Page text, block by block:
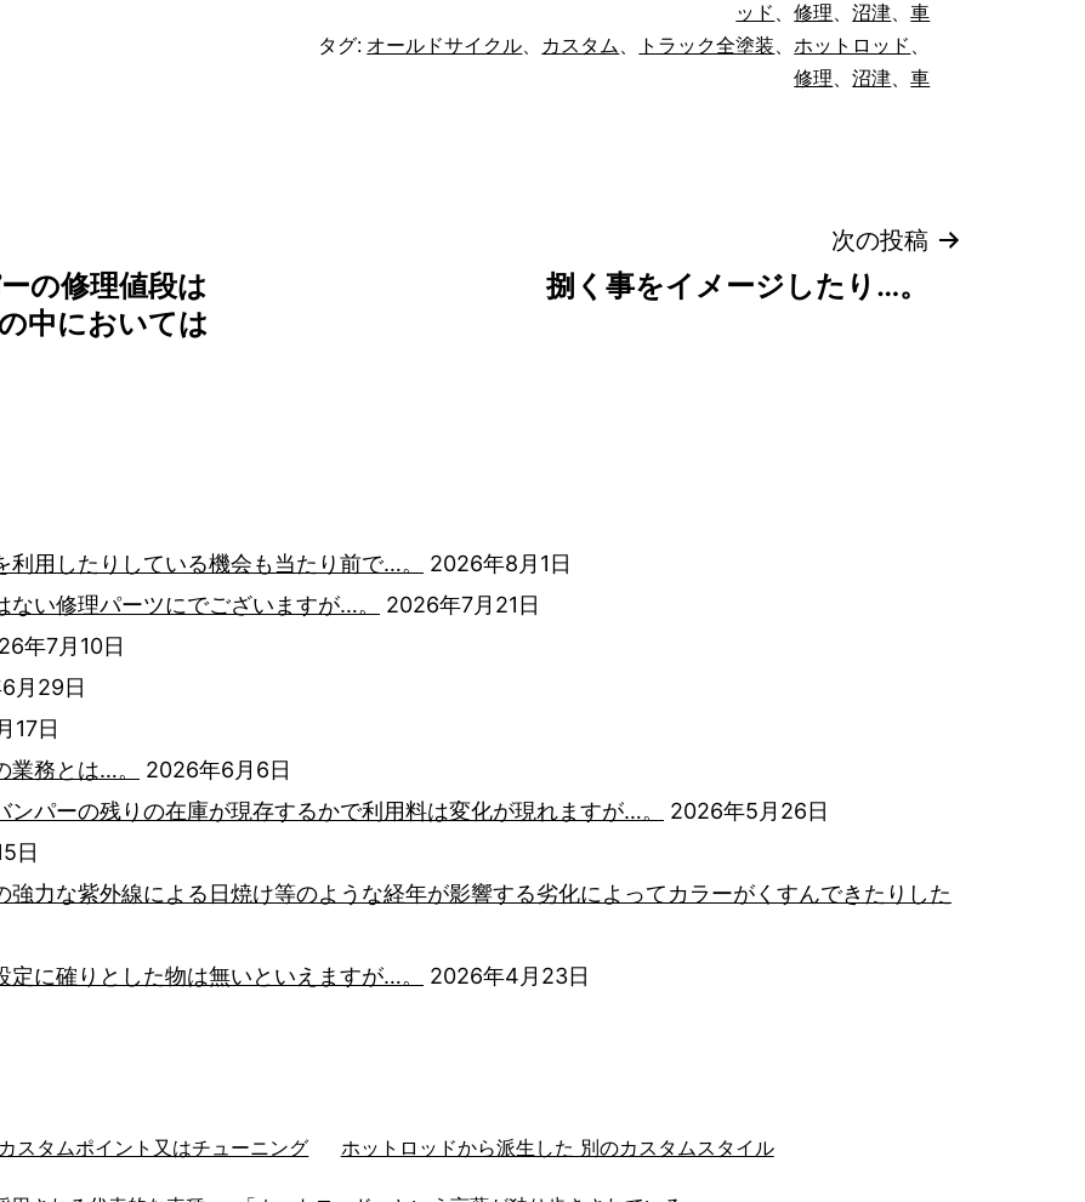
ッド
、修理 、沼津 、車
タグ: オールドサイクル カスタム トラック全塗装 ホットロッド
修理 、沼津 、車
の修理値段は
中においては
次の投稿
捌く事をイメージしたり…。
用したりしている機会も当たり前で…。
2026年8月1日
い修理パーツにでございますが…。
2026年7月21日
年7月10日
月29日
17日
業務とは…。
2026年6月6日
パーの残りの在庫が現存するかで利用料は変化が現れますが…。
2026年5月26日
日
力な紫外線による日焼け等のような経年が影響する劣化によってカラーがくすんできたりした
に確りとした物は無いといえますが…。
2026年4月23日
スタムポイント又はチューニング ホットロッドから派生した 別のカスタムスタイル